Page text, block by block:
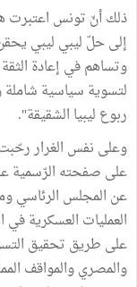
ذلك أنّ تونس اعتبرت
إلى حلّ ليبي ليبي
وتساهم في إعادة
لتسوية سياسية شاملة
ربوع ليبيا الشقيقة".
وعلى نفس الغرار
على صفحته الرّسمية
عن المجلس الرئاسي
العمليات العسكرية في
على طريق تحقيق
والمصري والمواقف